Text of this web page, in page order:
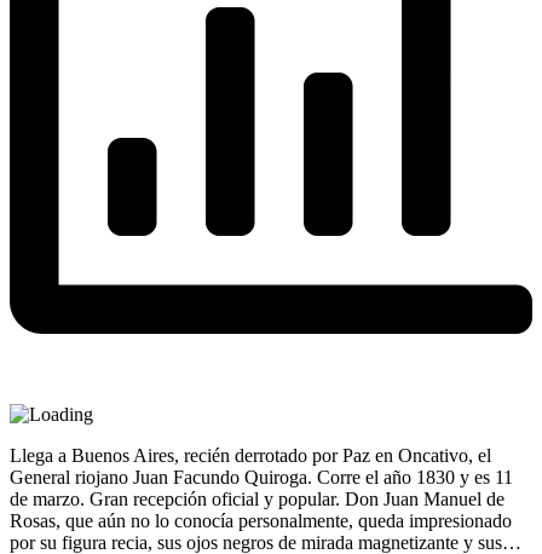
Llega a Buenos Aires, recién derrotado por Paz en Oncativo, el
General riojano Juan Facundo Quiroga. Corre el año 1830 y es 11
de marzo. Gran recepción oficial y popular. Don Juan Manuel de
Rosas, que aún no lo conocía personalmente, queda impresionado
por su figura recia, sus ojos negros de mirada magnetizante y sus…